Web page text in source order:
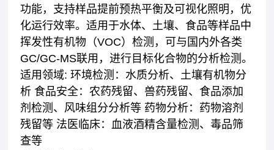
功能，支持样品提前预热平衡及可视化照明，优
化运行效率。适用于水体、土壤、食品等样品中
挥发性有机物（VOC）检测，可与国内外各类
GC/GC-MS联用，进行目标化合物的分析检测。
适用领域: 环境检测：水质分析、土壤有机物分
析 食品安全：农药残留、兽药残留、食品添加
剂检测、风味组分分析等 药物分析：药物溶剂
残留等 法医临床：血液酒精含量检测、毒品筛
查等